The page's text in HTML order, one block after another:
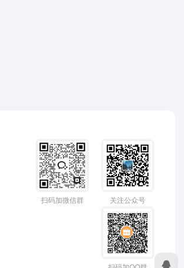
扫码加微信群 关注公众号